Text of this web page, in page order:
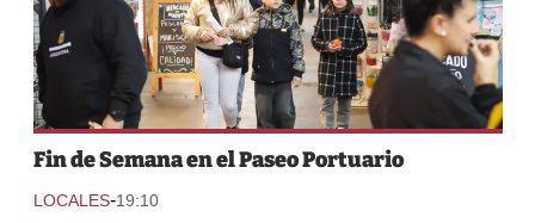
Fin de Semana en el Paseo Portuario
LOCALES-19:10